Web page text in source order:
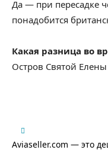
Да — при пересадке
понадобится
Какая разница во
Остров Святой
Aviaseller.com — это